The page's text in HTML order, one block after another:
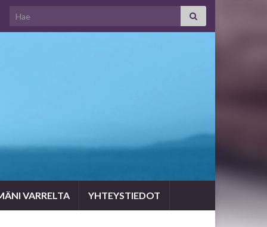
Search for:
VARRELTA YHTEYSTIEDOT